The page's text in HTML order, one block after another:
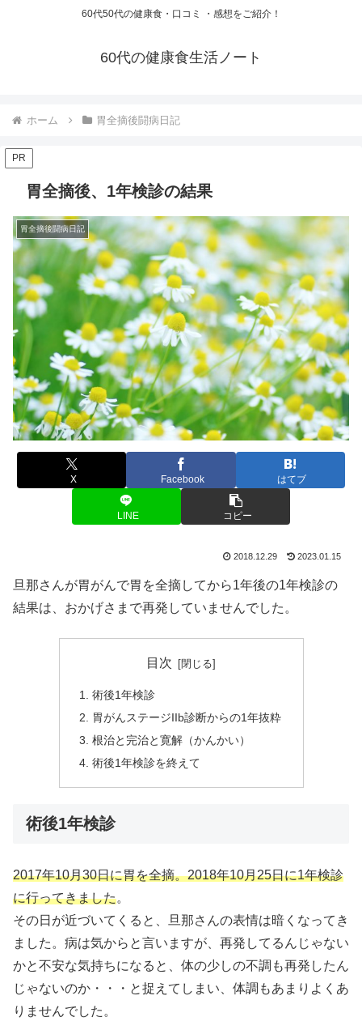
60代50代の健康食・口コミ ・感想をご紹介！
60代の健康食生活ノート
ホーム 胃全摘後闘病日記
PR
胃全摘後、1年検診の結果
胃全摘後闘病日記
X Facebook はてブ
LINE コピー
2018.12.29 2023.01.15
旦那さんが胃がんで胃を全摘してから1年後の1年検診の
結果は、おかげさまで再発していませんでした。
目次
術後1年検診
胃がんステージIIb診断からの1年抜粋
根治と完治と寛解（かんかい）
術後1年検診を終えて
術後1年検診
2017年10月30日に胃を全摘。2018年10月25日に1年検診
に行ってきました。
その日が近づいてくると、旦那さんの表情は暗くなってき
ました。病は気からと言いますが、再発してるんじゃない
かと不安な気持ちになると、体の少しの不調も再発したん
じゃないのか・・・と捉えてしまい、体調もあまりよくあ
りませんでした。